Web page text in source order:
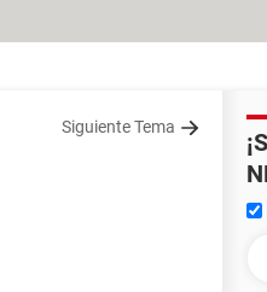
Siguiente Tema